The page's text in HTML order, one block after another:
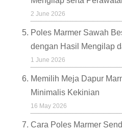
2 June 2026
Poles Marmer Sawah
dengan Hasil Mengilap
1 June 2026
Memilih Meja Dapur
Minimalis Kekinian
16 May 2026
Cara Poles Marmer